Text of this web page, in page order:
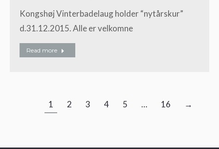
Kongshøj Vinterbadelaug holder “nytårskur”
d.31.12.2015. Alle er velkomne
Read more
1 2 3 4 5 … 16 →